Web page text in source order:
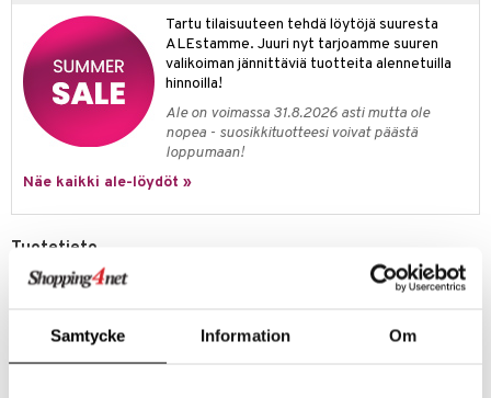
Samtycke Information Om
Tartu tilaisuuteen tehdä löytöjä suuresta
ALEstamme. Juuri nyt tarjoamme suuren
valikoiman jännittäviä tuotteita alennetuilla
hinnoilla!
Ale on voimassa 31.8.2026 asti mutta ole
nopea - suosikkituotteesi voivat päästä
loppumaan!
Näe kaikki ale-löydöt »
Tuotetieto
Kätevä säilytyspussi tarjoiluvälineillesi. Käytännöllinen ja hieno
säilytyspussi, jonka ansiosta tarjoiluvälineesi säilyvät kauniina.
veluurikangasta muistuttavasta materiaalista.
Rullataan kokoon käytännöllisellä tavalla säilyttämiseen
tekstiilit
& Tyynyliinat
& Peitot
& Korit
& Veistokset
& Lyhdyt
& Korit
tekstiilit
tekstiilit
tekstiilit
& Lyhdyt
& vastauksia